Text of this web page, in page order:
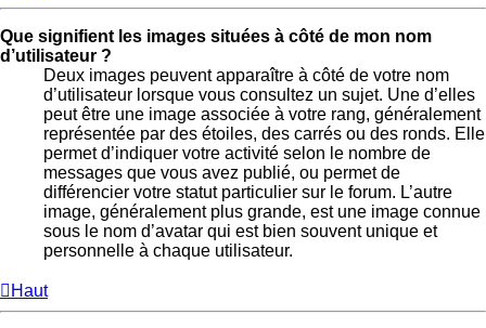
Que signifient les images situées à côté de mon nom
d’utilisateur ?
Deux images peuvent apparaître à côté de votre nom
d’utilisateur lorsque vous consultez un sujet. Une d’elles
peut être une image associée à votre rang, généralement
représentée par des étoiles, des carrés ou des ronds. Elle
permet d’indiquer votre activité selon le nombre de
messages que vous avez publié, ou permet de
différencier votre statut particulier sur le forum. L’autre
image, généralement plus grande, est une image connue
sous le nom d’avatar qui est bien souvent unique et
personnelle à chaque utilisateur.
Haut